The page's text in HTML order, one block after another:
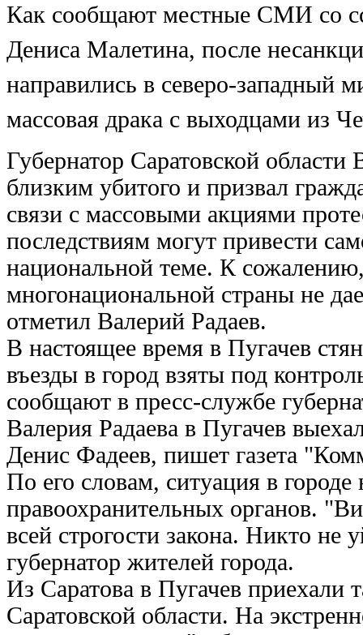
Как сообщают местные СМИ со
Дениса Малетина, после
направились в северо-западный
массовая драка с выходцами из
Губернатор Саратовской
близким убитого и призвал
связи с массовыми акциями
последствиям могут привести
национальной теме. К
многонациональной страны не
отметил Валерий Радаев.
В настоящее время в Пугачев
въезды в город взяты под
сообщают в пресс-службе
Валерия Радаева в Пугачев
Денис Фадеев, пишет газета
По его словам, ситуация в городе
правоохранительных органов.
всей строгости закона. Никто не
губернатор жителей города.
Из Саратова в Пугачев приехали
Саратовской области. На